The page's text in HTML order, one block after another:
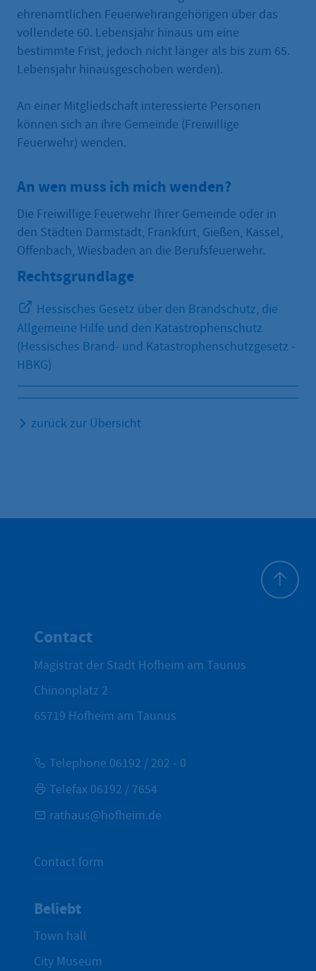
ehrenamtlichen Feuerwehrangehörigen über das
vollendete 60. Lebensjahr hinaus um eine
bestimmte Frist, jedoch nicht länger als bis zum 65.
Lebensjahr hinausgeschoben werden).
An einer Mitgliedschaft interessierte Personen
können sich an ihre Gemeinde (Freiwillige
Feuerwehr) wenden.
An wen muss ich mich wenden?
Die Freiwillige Feuerwehr Ihrer Gemeinde oder in
den Städten Darmstadt, Frankfurt, Gießen, Kassel,
Offenbach, Wiesbaden an die Berufsfeuerwehr.
Rechtsgrundlage
Hessisches Gesetz über den Brandschutz, die
Allgemeine Hilfe und den Katastrophenschutz
(Hessisches Brand- und Katastrophenschutzgesetz -
HBKG)
zurück zur Übersicht
Contact
Magistrat der Stadt Hofheim am Taunus
Chinonplatz 2
65719 Hofheim am Taunus
Telephone 06192 / 202 - 0
Telefax 06192 / 7654
rathaus@hofheim.de
Contact form
Beliebt
Town hall
City Museum